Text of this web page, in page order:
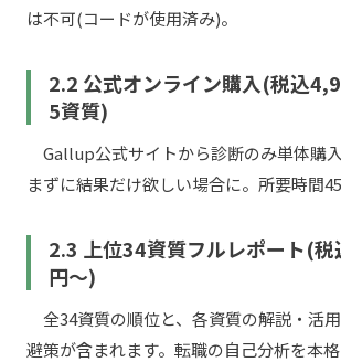
は不可(コードが使用済み)。
2.2 公式オンライン購入(税込
5資質)
Gallup公式サイトから診断のみ単体購
まずに結果だけ欲しい場合に。所要時間45
2.3 上位34資質フルレポート(
円〜)
全34資質の順位と、各資質の解説・活
避策が含まれます。転職の自己分析を本